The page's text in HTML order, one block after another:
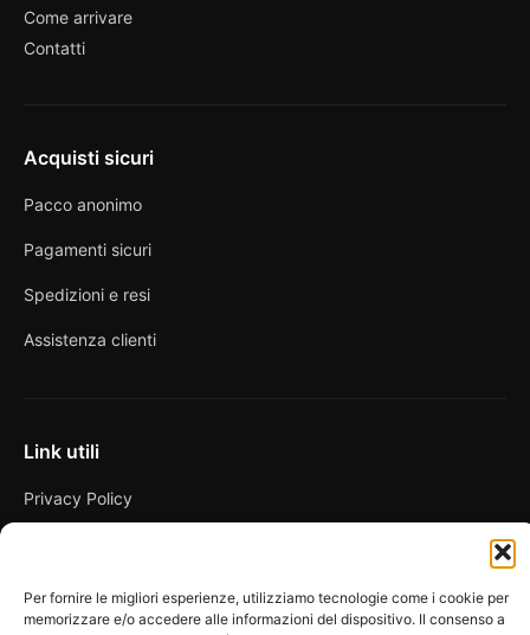
Per fornire le migliori esperienze, utilizziamo tecnologie come i cookie per
memorizzare e/o accedere alle informazioni del dispositivo. Il consenso a
Come arrivare
Contatti
Acquisti sicuri
Pacco anonimo
Pagamenti sicuri
Spedizioni e resi
Assistenza clienti
Link utili
Privacy Policy
Cookie Policy